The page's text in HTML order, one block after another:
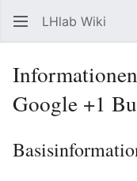
LHlab Wiki
Google +1